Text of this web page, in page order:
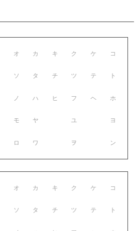
オ
ソ
ノ
モ
ロ
カ キ ク ケ コ
タ チ ツ テ ト
ハ ヒ フ ヘ ホ
ヤ ユ ヨ
ワ ヲ ン
オ
ソ
カ キ ク ケ コ
タ チ ツ テ ト